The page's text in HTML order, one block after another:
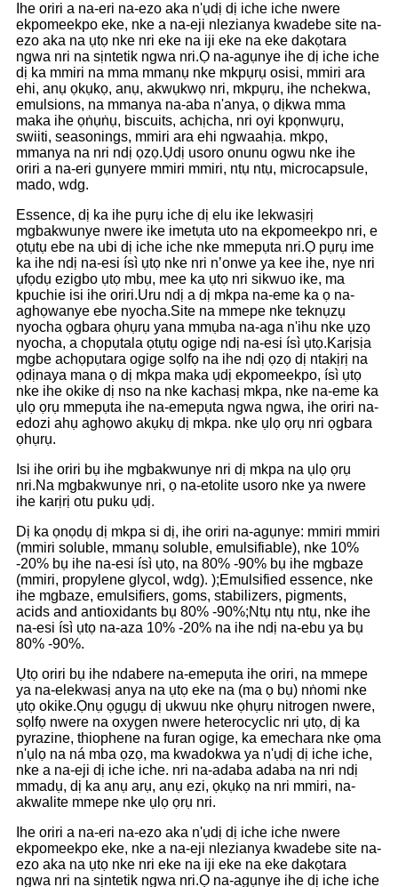
Ihe oriri a na-eri na-ezo aka n'ụdị dị iche iche nwere
ekpomeekpo eke, nke a na-eji nlezianya kwadebe site na-
ezo aka na ụtọ nke nri eke na iji eke na eke dakọtara
ngwa nri na sịntetik ngwa nri.Ọ na-agụnye ihe dị iche iche
dị ka mmiri na mma mmanụ nke mkpụrụ osisi, mmiri ara
ehi, anụ ọkụkọ, anụ, akwụkwọ nri, mkpụrụ, ihe nchekwa,
emulsions, na mmanya na-aba n'anya, ọ dịkwa mma
maka ihe ọṅụṅụ, biscuits, achịcha, nri oyi kpọnwụrụ,
swiiti, seasonings, mmiri ara ehi ngwaahịa. mkpọ,
mmanya na nri ndị ọzọ.Ụdị usoro onunu ogwu nke ihe
oriri a na-eri gụnyere mmiri mmiri, ntụ ntụ, microcapsule,
mado, wdg.
Essence, dị ka ihe pụrụ iche dị elu ike lekwasịrị
mgbakwunye nwere ike imetụta uto na ekpomeekpo nri, e
ọtụtụ ebe na ubi dị iche iche nke mmepụta nri.Ọ pụrụ ime
ka ihe ndị na-esi ísì ụtọ nke nri n’onwe ya kee ihe, nye nri
ụfọdụ ezigbo ụtọ mbụ, mee ka ụtọ nri sikwuo ike, ma
kpuchie isi ihe oriri.Uru ndị a dị mkpa na-eme ka ọ na-
aghọwanye ebe nyocha.Site na mmepe nke teknụzụ
nyocha ọgbara ọhụrụ yana mmụba na-aga n'ihu nke ụzọ
nyocha, a chọpụtala ọtụtụ ogige ndị na-esi ísì ụtọ.Karịsịa
mgbe achọpụtara ogige sọlfọ na ihe ndị ọzọ dị ntakịrị na
ọdịnaya mana ọ dị mkpa maka ụdị ekpomeekpo, ísì ụtọ
nke ihe okike dị nso na nke kachasị mkpa, nke na-eme ka
ụlọ ọrụ mmepụta ihe na-emepụta ngwa ngwa, ihe oriri na-
edozi ahụ aghọwo akụkụ dị mkpa. nke ụlọ ọrụ nri ọgbara
ọhụrụ.
Isi ihe oriri bụ ihe mgbakwunye nri dị mkpa na ụlọ ọrụ
nri.Na mgbakwunye nri, ọ na-etolite usoro nke ya nwere
ihe karịrị otu puku ụdị.
Dị ka ọnọdụ dị mkpa si dị, ihe oriri na-agụnye: mmiri mmiri
(mmiri soluble, mmanụ soluble, emulsifiable), nke 10%
-20% bụ ihe na-esi ísì ụtọ, na 80% -90% bụ ihe mgbaze
(mmiri, propylene glycol, wdg). );Emulsified essence, nke
ihe mgbaze, emulsifiers, goms, stabilizers, pigments,
acids and antioxidants bụ 80% -90%;Ntụ ntụ ntụ, nke ihe
na-esi ísì ụtọ na-aza 10% -20% na ihe ndị na-ebu ya bụ
80% -90%.
Ụtọ oriri bụ ihe ndabere na-emepụta ihe oriri, na mmepe
ya na-elekwasị anya na ụtọ eke na (ma ọ bụ) nṅomi nke
ụtọ okike.Ọnụ ọgụgụ dị ukwuu nke ọhụrụ nitrogen nwere,
sọlfọ nwere na oxygen nwere heterocyclic nri ụtọ, dị ka
pyrazine, thiophene na furan ogige, ka emechara nke ọma
n'ụlọ na ná mba ọzọ, ma kwadokwa ya n'ụdị dị iche iche,
nke a na-eji dị iche iche. nri na-adaba adaba na nri ndị
mmadụ, dị ka anụ arụ, anụ ezi, ọkụkọ na nri mmiri, na-
akwalite mmepe nke ụlọ ọrụ nri.
Ihe oriri a na-eri na-ezo aka n'ụdị dị iche iche nwere
ekpomeekpo eke, nke a na-eji nlezianya kwadebe site na-
ezo aka na ụtọ nke nri eke na iji eke na eke dakọtara
ngwa nri na sịntetik ngwa nri.Ọ na-agụnye ihe dị iche iche